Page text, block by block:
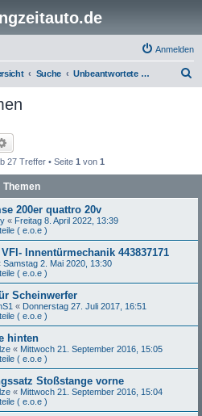
Anmelden
Suche Unbeantwortete Themen
27 Treffer • Seite 1 von 1
Themen
200er quattro 20v
« Freitag 8. April 2022, 13:39
( e.o.e )
Innentürmechanik 443837171
Samstag 2. Mai 2020, 13:30
( e.o.e )
Scheinwerfer
« Donnerstag 27. Juli 2017, 16:51
( e.o.e )
hinten
« Mittwoch 21. September 2016, 15:05
( e.o.e )
Stoßstange vorne
« Mittwoch 21. September 2016, 15:04
( e.o.e )